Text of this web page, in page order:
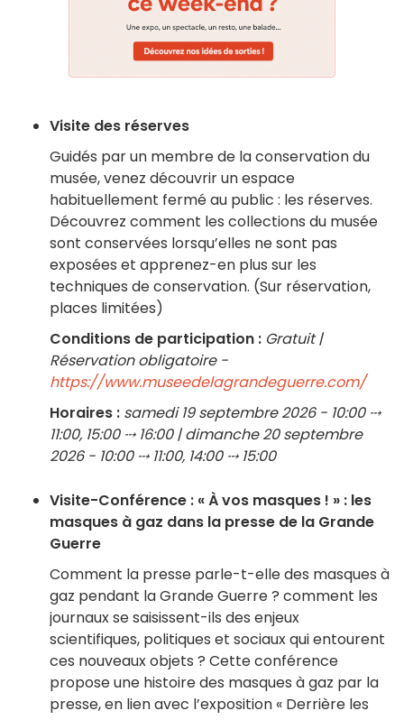
Visite des réserves
Guidés par un membre de la conservation du
musée, venez découvrir un espace
habituellement fermé au public : les réserves.
Découvrez comment les collections du musée
sont conservées lorsqu’elles ne sont pas
exposées et apprenez-en plus sur les
techniques de conservation. (Sur réservation,
places limitées)
Conditions de participation : Gratuit |
Réservation obligatoire -
https://www.museedelagrandeguerre.com/
Horaires : samedi 19 septembre 2026 - 10:00 ⤏
11:00, 15:00 ⤏ 16:00 | dimanche 20 septembre
2026 - 10:00 ⤏ 11:00, 14:00 ⤏ 15:00
Visite-Conférence : « À vos masques ! » : les
masques à gaz dans la presse de la Grande
Guerre
Comment la presse parle-t-elle des masques à
gaz pendant la Grande Guerre ? comment les
journaux se saisissent-ils des enjeux
scientifiques, politiques et sociaux qui entourent
ces nouveaux objets ? Cette conférence
propose une histoire des masques à gaz par la
presse, en lien avec l’exposition « Derrière les